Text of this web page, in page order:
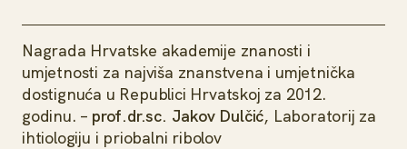
Nagrada Hrvatske akademije znanosti i
umjetnosti za najviša znanstvena i umjetnička
dostignuća u Republici Hrvatskoj za 2012.
godinu. – prof.dr.sc. Jakov Dulčić, Laboratorij za
ihtiologiju i priobalni ribolov